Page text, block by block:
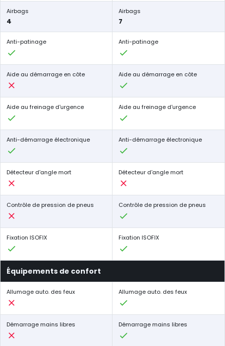
Airbags
4
Airbags
7
Anti-patinage Anti-patinage
Aide au démarrage en côte Aide au démarrage en côte
Aide au freinage d'urgence Aide au freinage d'urgence
Anti-démarrage électronique Anti-démarrage électronique
Détecteur d'angle mort Détecteur d'angle mort
Contrôle de pression de pneus Contrôle de pression de pneus
Fixation ISOFIX Fixation ISOFIX
Équipements de confort
Allumage auto. des feux Allumage auto. des feux
Démarrage mains libres Démarrage mains libres